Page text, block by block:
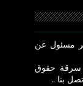
مسئول عن
سرقة حقوق
بنا ..